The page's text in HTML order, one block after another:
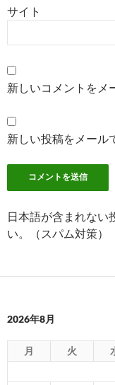
サイト
新しいコメントをメ
新しい投稿をメール
日本語が含まれない
い。（スパム対策）
2026年8月
月 火